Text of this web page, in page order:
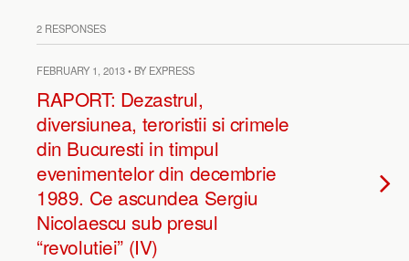
2 RESPONSES
FEBRUARY 1, 2013 • BY EXPRESS
RAPORT: Dezastrul,
diversiunea, teroristii si crimele
din Bucuresti in timpul
evenimentelor din decembrie
1989. Ce ascundea Sergiu
Nicolaescu sub presul
“revolutiei” (IV)